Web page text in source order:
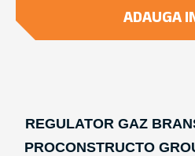
ADAUGA
REGULATOR GAZ
PROCONSTRUCTO